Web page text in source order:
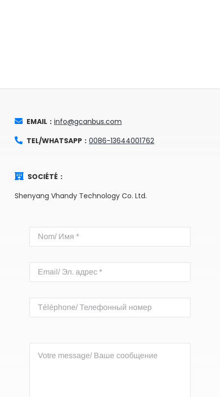
EMAIL： info@gcanbus.com
TEL/WHATSAPP： 0086-13644001762
SOCIÉTÉ：
Shenyang Vhandy Technology Co. Ltd.